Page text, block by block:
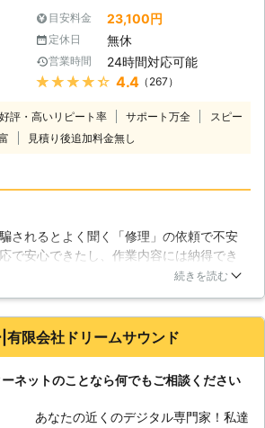
ムネット。高品質のサービスが選ばれ
て年間10万件以上のサポート実績が
あります。「起動しない」、「インタ
ーネットが繋がらない」、「ウイルス
に感染した」、「データを誤って削除
を最短即日で駆けつけて、その場で解
決。メーカー・年式問わず、すべての
能です。365日年中無休で、土日祝も
対応！！お気軽にお問い合わせくださ
せる時にちょっとぶつけてしまっただ
けでも故障してしまうことがあり、扱
に清掃を行わないと、埃などが原因で
してしまうこともあるでしょう。しか
目安料金 23,100円
定休日 無休
営業時間 24時間対応可能
★★★★★ 4.4（267）
評・高いリピート率 サポート万全
スピー
見積り後追加料金無し
されるとよく聞く「修理」の依頼で不安
で安心できたし、作業内容には納得でき
や高めだなぁ…と思いましたが、問題は解
年07月31日
続きを読む
有限会社ドリームサウンド
ネットのことなら何でもご相談ください
あなたの近くのデジタル専門家！私達